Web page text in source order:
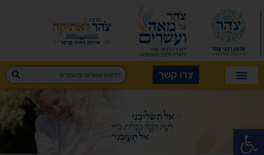
פתח סרגל נגישות
צרו קשר